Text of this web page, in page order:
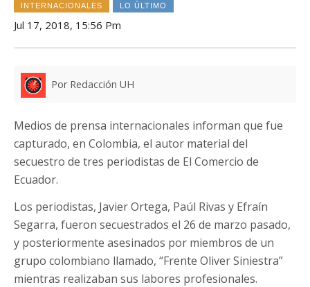
INTERNACIONALES LO ÚLTIMO
Jul 17, 2018, 15:56 Pm
Por Redacción UH
Medios de prensa internacionales informan que fue
capturado, en Colombia, el autor material del
secuestro de tres periodistas de El Comercio de
Ecuador.
Los periodistas, Javier Ortega, Paúl Rivas y Efraín
Segarra, fueron secuestrados el 26 de marzo pasado,
y posteriormente asesinados por miembros de un
grupo colombiano llamado, “Frente Oliver Siniestra”
mientras realizaban sus labores profesionales.